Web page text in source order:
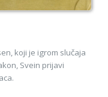
koji je igrom slučaja
Svein prijavi